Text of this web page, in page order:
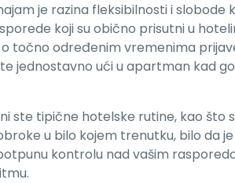
je razina fleksibilnosti i slobode
koji su obično prisutni u
točno određenim vremenima
jednostavno ući u apartman kad
ste tipične hotelske rutine, kao što
u bilo kojem trenutku, bilo da
kontrolu nad vašim